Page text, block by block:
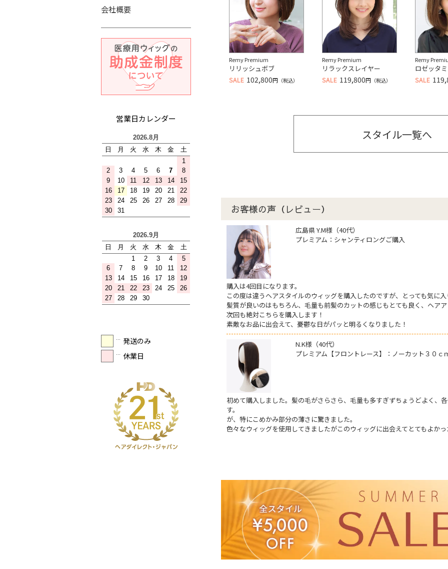
会社概要
営業日カレンダー
･･･ 発送のみ
･･･ 休業日
Remy Premium
リリッシュボブ
SALE 102,800円 （税込）
Remy Premium
リラックスレイヤー
SALE 119,800円 （税込）
Remy
ロゼッタ
SALE
スタイル一覧へ
お客様の声（レビュー）
広島県 Y.M様（40代）
プレミアム：シャンティロングご購入
購入は4回目になります。
この度は違うヘアスタイルのウィッグを購入したのですが、とっても気に
髪質が良いのはもちろん、毛量も前髪のカットの感じもとても良く、ヘア
次回も絶対こちらを購入します！
素敵なお品に出会えて、憂鬱な日がパッと明るくなりました！
N.K様（40代）
プレミアム【フロントレース】：ノーカット３０ｃ
初めて購入しました。髪の毛がさらさら、毛量も多すぎずちょうどよく、
す。
が、特にこめかみ部分の薄さに驚きました。
色々なウィッグを使用してきましたがこのウィッグに出会えてとてもよか